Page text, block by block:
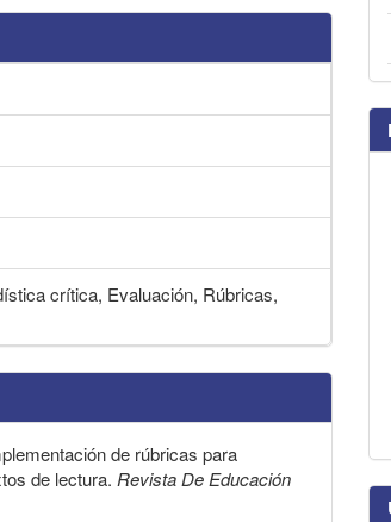
crítica, Evaluación, Rúbricas,
de rúbricas para
de lectura. Revista De Educación